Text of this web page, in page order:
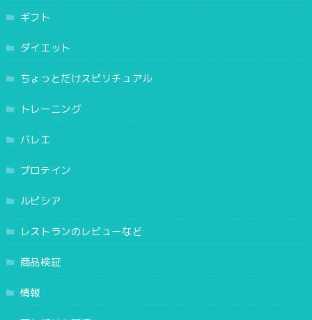
ギフト
ダイエット
ちょっとだけスピリチュアル
トレーニング
バレエ
プロテイン
ルピシア
レストランのレビューなど
商品検証
情報